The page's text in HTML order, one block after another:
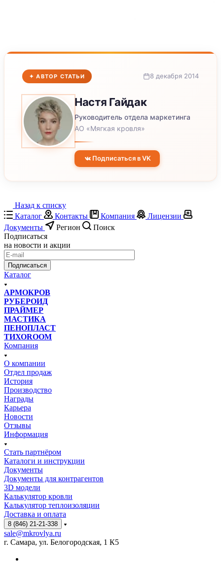
✦ АВТОР СТАТЬИ 8 декабря 2014
Настя Гайдак
Руководитель отдела маркетинга
АО «Мягкая кровля»
Подписаться в VK
Назад к списку
Каталог
Контакты Компания
Лицензии
Документы
Регион
Поиск
Подписаться
на новости и акции
Подписаться
Каталог
АРМОКРОВ
РУБЕРОИД
ПРАЙМЕР
МАСТИКА
ПЕНОПЛАСТ
ТИХОROOM
Компания
О компании
Отдел продаж
История
Производство
Награды
Карьера
Новости
Отзывы
Информация
Стать партнёром
Каталоги и инструкции
Документы
Документы для контрагентов
3D модели
Калькулятор кровли
Калькулятор теплоизоляции
Доставка и оплата
8 (846) 21-21-338
sale@mkrovlya.ru
г. Самара, ул. Белогородская, 1 К5